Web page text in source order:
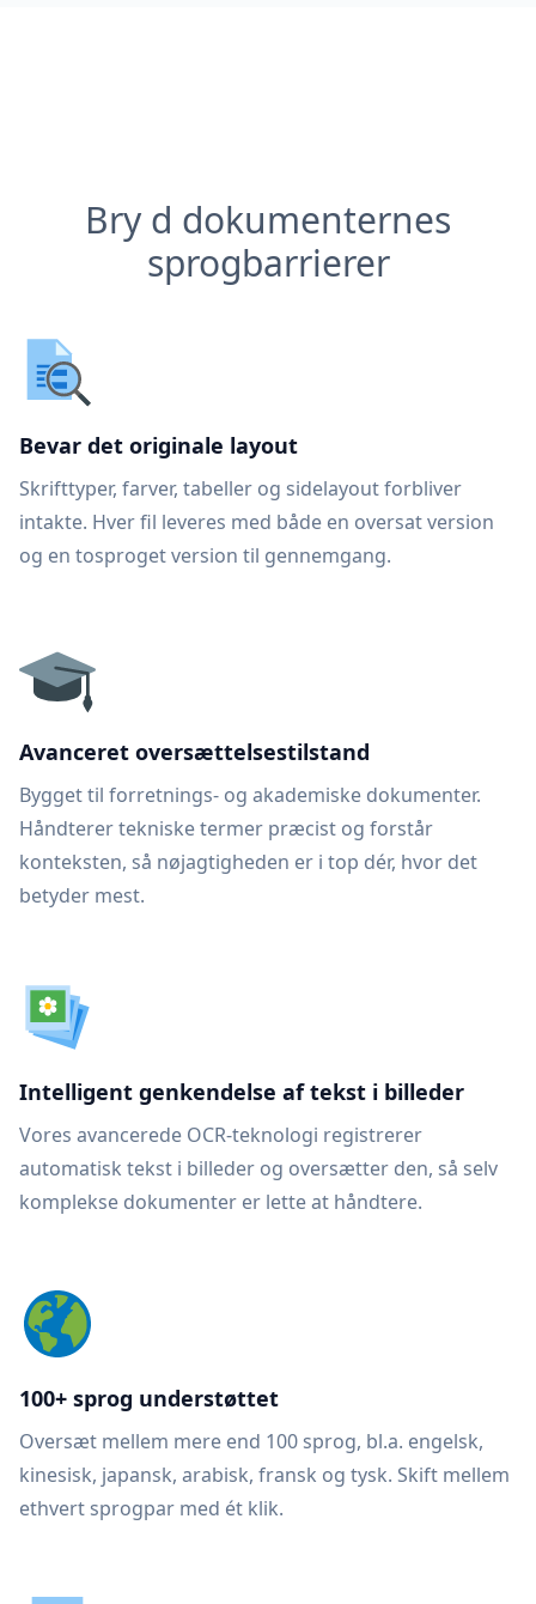
Bry d dokumenternes
sprogbarrierer
Bevar det originale layout
Skrifttyper, farver, tabeller og sidelayout forbliver
intakte. Hver fil leveres med både en oversat version
og en tosproget version til gennemgang.
Avanceret oversættelsestilstand
Bygget til forretnings- og akademiske dokumenter.
Håndterer tekniske termer præcist og forstår
konteksten, så nøjagtigheden er i top dér, hvor det
betyder mest.
Intelligent genkendelse af tekst i billeder
Vores avancerede OCR-teknologi registrerer
automatisk tekst i billeder og oversætter den, så selv
komplekse dokumenter er lette at håndtere.
100+ sprog understøttet
Oversæt mellem mere end 100 sprog, bl.a. engelsk,
kinesisk, japansk, arabisk, fransk og tysk. Skift mellem
ethvert sprogpar med ét klik.